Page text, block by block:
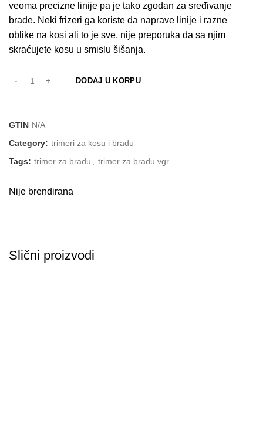
veoma precizne linije pa je tako zgodan za sređivanje
brade. Neki frizeri ga koriste da naprave linije i razne
oblike na kosi ali to je sve, nije preporuka da sa njim
skraćujete kosu u smislu šišanja.
DODAJ U KORPU
GTIN N/A
Category: trimeri za kosu i bradu
Tags: trimer za bradu , trimer za bradu vgr
Nije brendirana
Slični proizvodi